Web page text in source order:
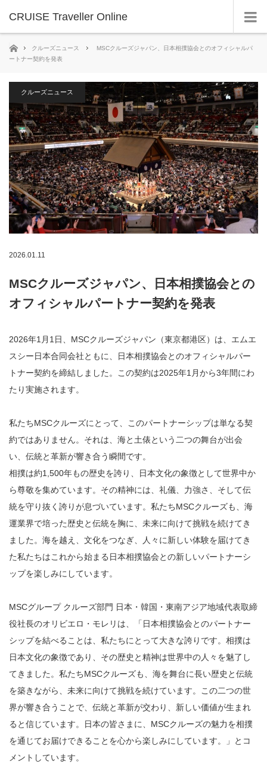
CRUISE Traveller Online
ホームクルーズニュース
MSCクルーズジャパン、日本相撲協会とのオフィシャルパ
ートナー契約を発表
クルーズニュース
2026.01.11
MSCクルーズジャパン、日本相撲協会との
オフィシャルパートナー契約を発表
2026年1月1日、MSCクルーズジャパン（東京都港区）は、エムエ
スシー日本合同会社ともに、日本相撲協会とのオフィシャルパー
トナー契約を締結しました。この契約は2025年1月から3年間にわ
たり実施されます。
私たちMSCクルーズにとって、このパートナーシップは単なる契
約ではありません。それは、海と土俵という二つの舞台が出会
い、伝統と革新が響き合う瞬間です。
相撲は約1,500年もの歴史を誇り、日本文化の象徴として世界中か
ら尊敬を集めています。その精神には、礼儀、力強さ、そして伝
統を守り抜く誇りが息づいています。私たちMSCクルーズも、海
運業界で培った歴史と伝統を胸に、未来に向けて挑戦を続けてき
ました。海を越え、文化をつなぎ、人々に新しい体験を届けてき
た私たちはこれから始まる日本相撲協会との新しいパートナーシ
ップを楽しみにしています。
MSCグループ クルーズ部門 日本・韓国・東南アジア地域代表取締
役社長のオリビエロ・モレリは、
「日本相撲協会とのパートナー
シップを結べることは、私たちにとって大きな誇りです。相撲は
日本文化の象徴であり、その歴史と精神は世界中の人々を魅了し
てきました。私たちMSCクルーズも、海を舞台に長い歴史と伝統
を築きながら、未来に向けて挑戦を続けています。この二つの世
界が響き合うことで、伝統と革新が交わり、新しい価値が生まれ
ると信じています。日本の皆さまに、MSCクルーズの魅力を相撲
を通じてお届けできることを心から楽しみにしています。」とコ
メントしています。